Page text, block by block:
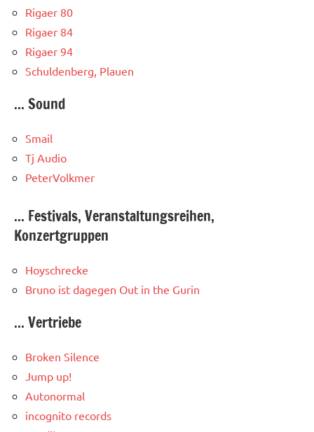
Rigaer 80
Rigaer 84
Rigaer 94
Schuldenberg, Plauen
... Sound
Smail
Tj Audio
PeterVolkmer
... Festivals, Veranstaltungsreihen,
Konzertgruppen
Hoyschrecke
Bruno ist dagegen Out in the Gurin
... Vertriebe
Broken Silence
Jump up!
Autonormal
incognito records